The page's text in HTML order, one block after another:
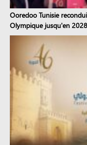
Ooredoo Tunisie
Olympique jusqu'en 2028